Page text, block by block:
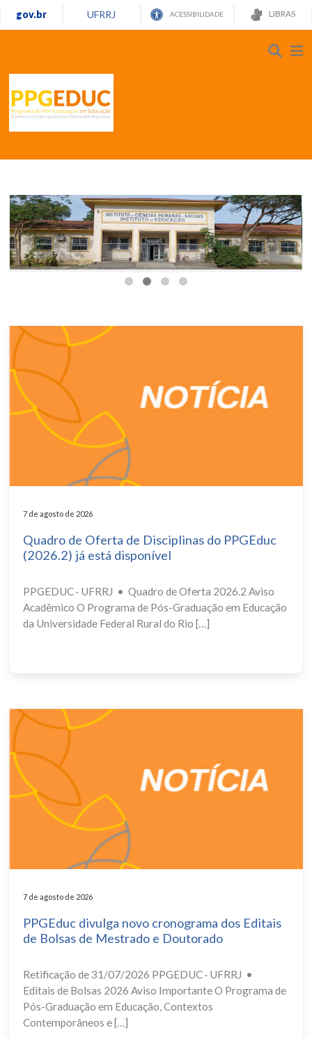
gov.br UFRRJ ACESSIBILIDADE LIBRAS
7 de agosto de 2026
Quadro de Oferta de Disciplinas do PPGEduc
(2026.2) já está disponível
PPGEDUC · UFRRJ • Quadro de Oferta 2026.2 Aviso
Acadêmico O Programa de Pós-Graduação em Educação
da Universidade Federal Rural do Rio […]
7 de agosto de 2026
PPGEduc divulga novo cronograma dos Editais
de Bolsas de Mestrado e Doutorado
Retificação de 31/07/2026 PPGEDUC · UFRRJ •
Editais de Bolsas 2026 Aviso Importante O Programa de
Pós-Graduação em Educação, Contextos
Contemporâneos e […]